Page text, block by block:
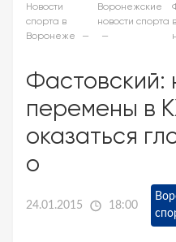
Новости
спорта в
Воронеже
Воронежские
новости спорта
Фастовский:
перемены в
оказаться
о
24.01.2015 18:00